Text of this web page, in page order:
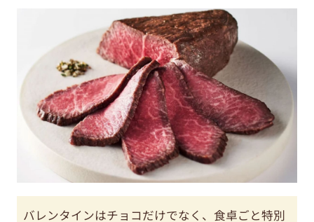
バレンタインはチョコだけでなく、食卓ごと特別